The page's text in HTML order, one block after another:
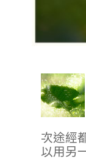
次途經
以用另